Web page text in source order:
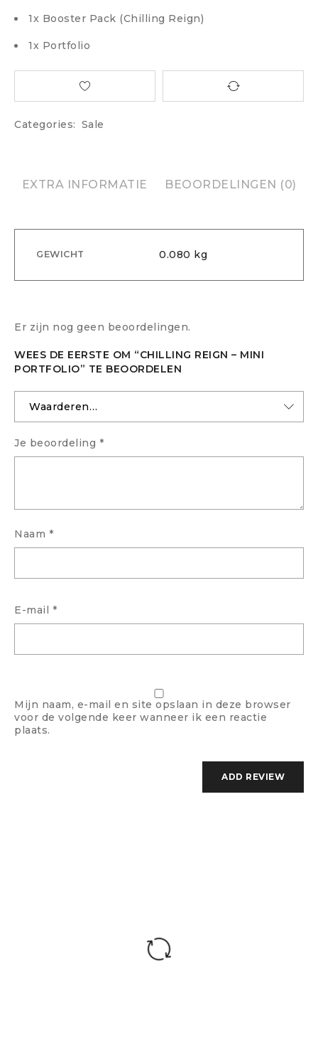
1x Booster Pack (Chilling Reign)
1x Portfolio
Categories: Sale
EXTRA INFORMATIE BEOORDELINGEN (0)
GEWICHT 0.080 kg
Er zijn nog geen beoordelingen.
WEES DE EERSTE OM “CHILLING REIGN – MINI
PORTFOLIO” TE BEOORDELEN
Je beoordeling *
Naam *
E-mail *
Mijn naam, e-mail en site opslaan in deze browser
voor de volgende keer wanneer ik een reactie
plaats.